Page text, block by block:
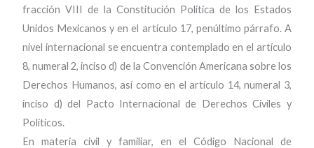
fracción VIII de la Constitución Política de los Estados
Unidos Mexicanos y en el artículo 17, penúltimo párrafo. A
nivel internacional se encuentra contemplado en el artículo
8, numeral 2, inciso d) de la Convención Americana sobre los
Derechos Humanos, así como en el artículo 14, numeral 3,
inciso d) del Pacto Internacional de Derechos Civiles y
Políticos.
En materia civil y familiar, en el Código Nacional de